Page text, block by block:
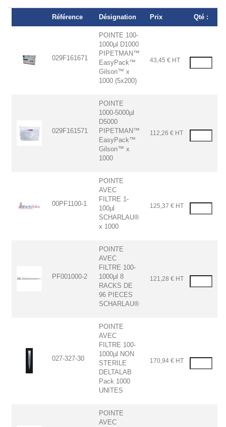
Référence Désignation Prix Qté :
029F161671
POINTE 100-
1000µl D1000
PIPETMAN™
EasyPack™
Gilson™ x
1000 (5x200)
43,45 € HT
029F161571
POINTE
1000-5000µl
D5000
PIPETMAN™
EasyPack™
Gilson™ x
1000
112,26 € HT
00PF1100-1
POINTE
AVEC
FILTRE 1-
100µl
SCHARLAU®
x 1000
125,37 € HT
PF001000-2
POINTE
AVEC
FILTRE 100-
1000µl 8
RACKS DE
96 PIECES
SCHARLAU®
121,28 € HT
027-327-30
POINTE
AVEC
FILTRE 100-
1000µl NON
STERILE
DELTALAB
Pack 1000
UNITES
170,94 € HT
POINTE
AVEC